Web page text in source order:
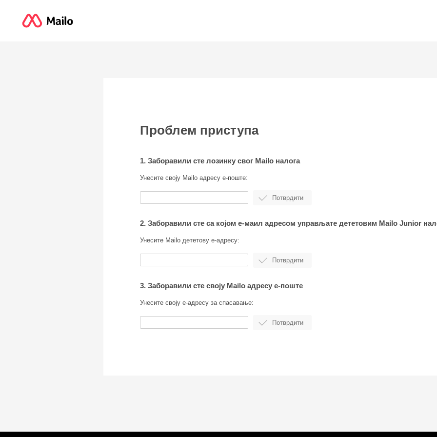
Проблем приступа
1. Заборавили сте лозинку свог Mailo налога
Унесите своју Mailo адресу е-поште:
2. Заборавили сте са којом е-маил адресом управљате дететовим Mailo Junior
Унесите Mailo дететову е-адресу:
3. Заборавили сте своју Mailo адресу е-поште
Унесите своју е-адресу за спасавање: